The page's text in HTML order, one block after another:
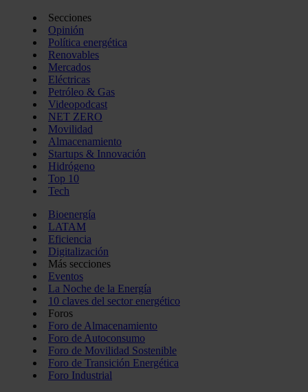
Secciones
Opinión
Política energética
Renovables
Mercados
Eléctricas
Petróleo & Gas
Videopodcast
NET ZERO
Movilidad
Almacenamiento
Startups & Innovación
Hidrógeno
Top 10
Tech
Bioenergía
LATAM
Eficiencia
Digitalización
Más secciones
Eventos
La Noche de la Energía
10 claves del sector energético
Foros
Foro de Almacenamiento
Foro de Autoconsumo
Foro de Movilidad Sostenible
Foro de Transición Energética
Foro Industrial